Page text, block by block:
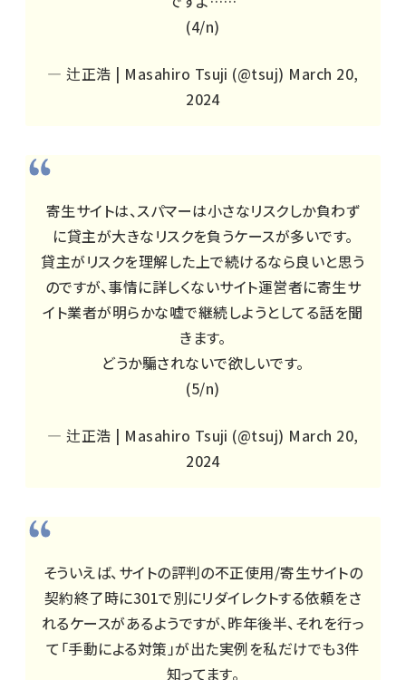
(4/n)
— 辻正浩 | Masahiro Tsuji (@tsuj) March 20,
2024
寄生サイトは、スパマーは小さなリスクしか負わず
に貸主が大きなリスクを負うケースが多いです。
貸主がリスクを理解した上で続けるなら良いと思う
のですが、事情に詳しくないサイト運営者に寄生サ
イト業者が明らかな嘘で継続しようとしてる話を聞
きます。
どうか騙されないで欲しいです。
(5/n)
— 辻正浩 | Masahiro Tsuji (@tsuj) March 20,
2024
そういえば、サイトの評判の不正使用/寄生サイトの
契約終了時に301で別にリダイレクトする依頼をさ
れるケースがあるようですが、昨年後半、それを行っ
て「手動による対策」が出た実例を私だけでも3件
知ってます。